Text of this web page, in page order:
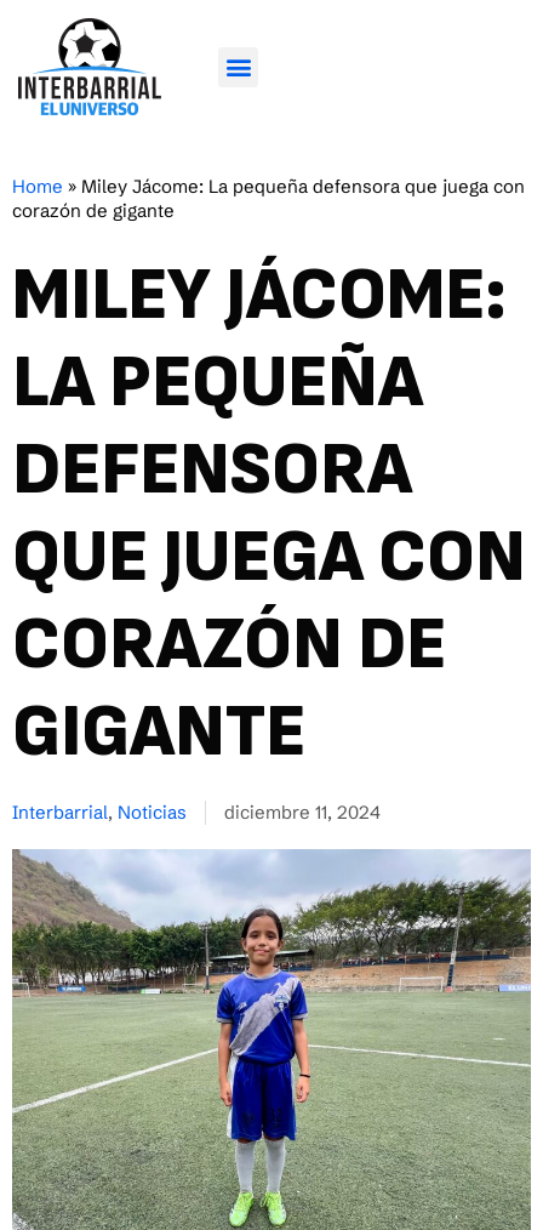
Home » Miley Jácome: La pequeña defensora que juega con
corazón de gigante
MILEY JÁCOME:
LA PEQUEÑA
DEFENSORA
QUE JUEGA CON
CORAZÓN DE
GIGANTE
Interbarrial, Noticias diciembre 11, 2024